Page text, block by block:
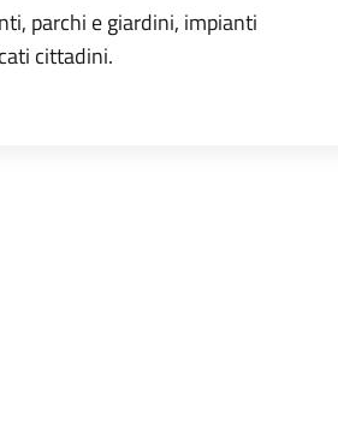
parchi e giardini, impianti
cittadini.